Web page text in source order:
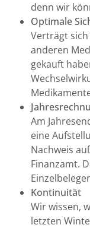
denn wir
Optimale
Verträgt
anderen
gekauft
Am
eine
Nachweis
Finanzamt.
Kontinuität
Wir wissen,
letzten